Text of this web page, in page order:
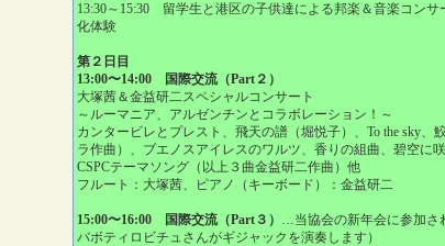
13:30～15:30 留学生と港区の子供達による邦楽＆音楽コン
化体験
第２日目
13:00〜14:00 国際交流（Part２）
大塚茜＆金益研二スペシャルコンサート
～ルーマニア、アルゼンチンとコラボレーション！～
カンタービレとプレスト、飛天の譜（堀悦子）、To the sky、
ラ作曲）、ブエノスアイレスのワルツ、香りの組曲、碧空に
CSPCテーマソング（以上３曲金益研二作曲）他
フルート：大塚茜、ピアノ（キーボード）：金益研二
15:00〜16:00 国際交流（Part３） …当協会の新年会に参加さ
バボティロビチュさんがギジャックを演奏します）